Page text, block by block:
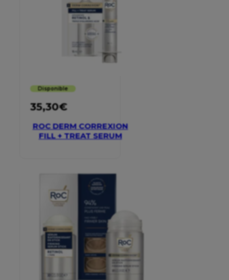
Disponible
35,30€
ROC DERM CORREXION
FILL + TREAT SERUM